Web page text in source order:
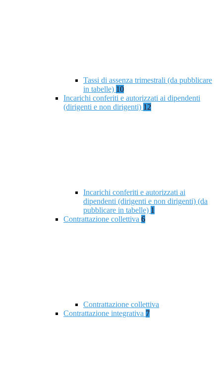
Tassi di assenza trimestrali (da pubblicare
in tabelle) 10
Incarichi conferiti e autorizzati ai dipendenti
(dirigenti e non dirigenti) 12
Incarichi conferiti e autorizzati ai
dipendenti (dirigenti e non dirigenti) (da
pubblicare in tabelle) 1
Contrattazione collettiva 6
Contrattazione collettiva
Contrattazione integrativa 7